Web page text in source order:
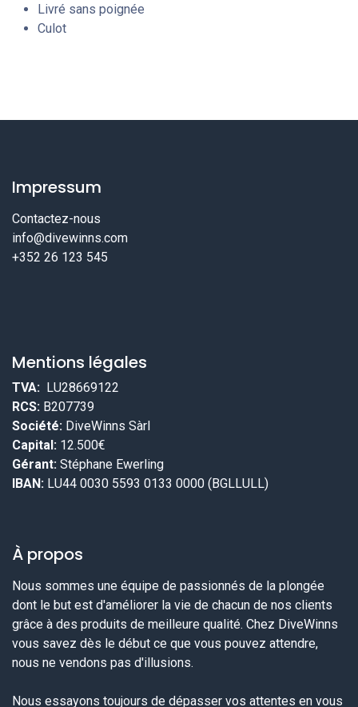
Livré sans poignée
Culot
Impressum
Contactez-nous
info@divewinns.com
+352 26 123 545
Mentions légales
TVA: LU28669122
RCS: B207739
Société: DiveWinns Sàrl
Capital: 12.500€
Gérant: Stéphane Ewerling
IBAN: LU44 0030 5593 0133 0000 (BGLLULL)
À propos
Nous sommes une équipe de passionnés de la plongée
dont le but est d'améliorer la vie de chacun de nos clients
grâce à des produits de meilleure qualité. Chez DiveWinns
vous savez dès le début ce que vous pouvez attendre,
nous ne vendons pas d'illusions.
Nous essayons toujours de dépasser vos attentes en vous